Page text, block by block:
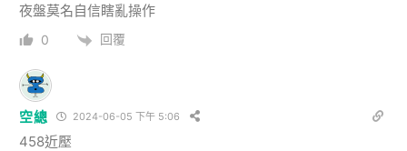
夜盤莫名自信瞎亂操作
0 回覆
空總 2024-06-05 下午 5:06
458近壓